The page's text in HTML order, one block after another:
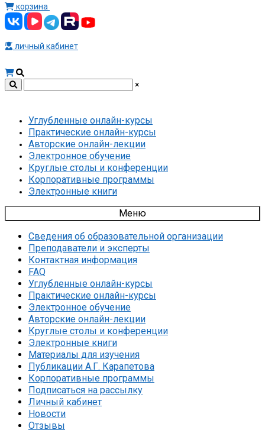
корзина
личный кабинет
×
Углубленные онлайн-курсы
Практические онлайн-курсы
Авторские онлайн-лекции
Электронное обучение
Круглые столы и конференции
Корпоративные программы
Электронные книги
Меню
Сведения об образовательной организации
Преподаватели и эксперты
Контактная информация
FAQ
Углубленные онлайн-курсы
Практические онлайн-курсы
Электронное обучение
Авторские онлайн-лекции
Круглые столы и конференции
Электронные книги
Материалы для изучения
Публикации А.Г. Карапетова
Корпоративные программы
Подписаться на рассылку
Личный кабинет
Новости
Отзывы